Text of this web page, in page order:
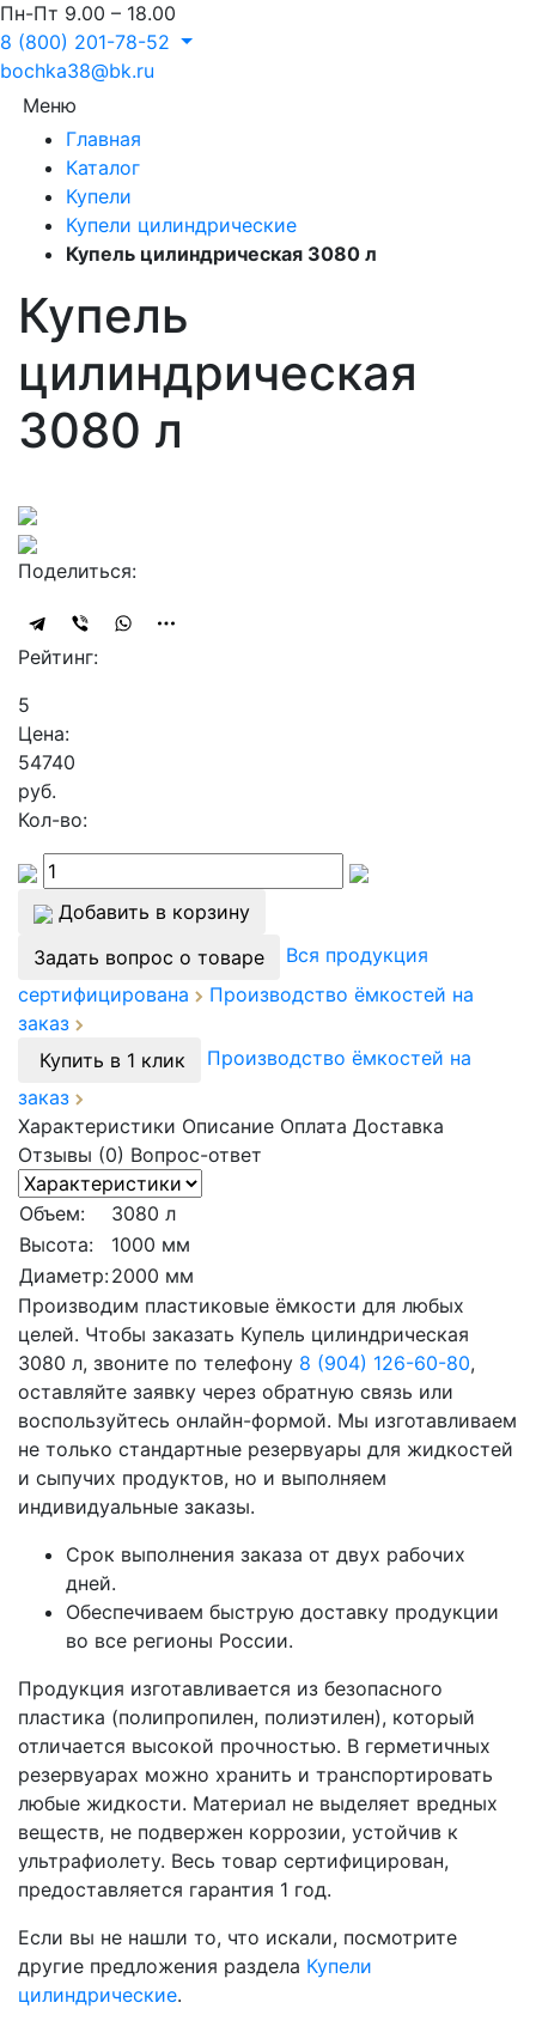
Пн-Пт 9.00 – 18.00
8 (800) 201-78-52
bochka38@bk.ru
Меню
Главная
Каталог
Купели
Купели цилиндрические
Купель цилиндрическая 3080 л
Купель
цилиндрическая
3080 л
Поделиться:
Рейтинг:
5
Цена:
54740
руб.
Кол-во:
Добавить в корзину
Задать вопрос о товаре
Вся продукция
сертифицирована
Производство ёмкостей на
заказ
Купить в 1 клик
Производство ёмкостей на
заказ
Характеристики Описание Оплата Доставка
Отзывы (0) Вопрос-ответ
Объем:
3080 л
Высота:
1000 мм
Диаметр:2000 мм
Производим пластиковые ёмкости для любых
целей. Чтобы заказать Купель цилиндрическая
3080 л, звоните по телефону 8 (904) 126-60-80,
оставляйте заявку через обратную связь или
воспользуйтесь онлайн-формой. Мы изготавливаем
не только стандартные резервуары для жидкостей
и сыпучих продуктов, но и выполняем
индивидуальные заказы.
Срок выполнения заказа от двух рабочих
дней.
Обеспечиваем быструю доставку продукции
во все регионы России.
Продукция изготавливается из безопасного
пластика (полипропилен, полиэтилен), который
отличается высокой прочностью. В герметичных
резервуарах можно хранить и транспортировать
любые жидкости. Материал не выделяет вредных
веществ, не подвержен коррозии, устойчив к
ультрафиолету. Весь товар сертифицирован,
предоставляется гарантия 1 год.
Если вы не нашли то, что искали, посмотрите
другие предложения раздела Купели
цилиндрические.